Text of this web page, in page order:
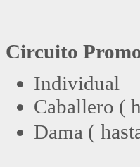
Circuito
Individual
Caballero (
Dama (